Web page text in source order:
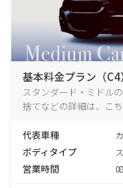
基本料金プラン（C4）
スタンダード・ミドル
捨てなどの詳細は、こ
代表車種
ボディタイプ
営業時間